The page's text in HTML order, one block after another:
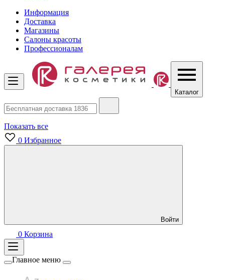
Информация
Доставка
Магазины
Салоны красоты
Профессионалам
Каталог
Показать все
0 Избранное
Войти
0 Корзина
Главное меню